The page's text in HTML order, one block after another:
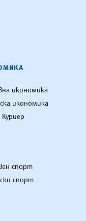
икономика
икономика
Куриер
спорт
спорт